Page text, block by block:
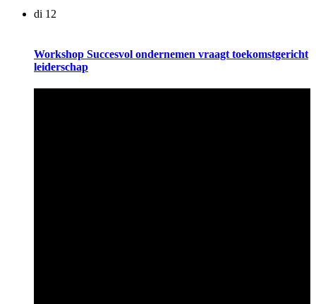
di 12
Workshop Succesvol ondernemen vraagt toekomstgericht
leiderschap